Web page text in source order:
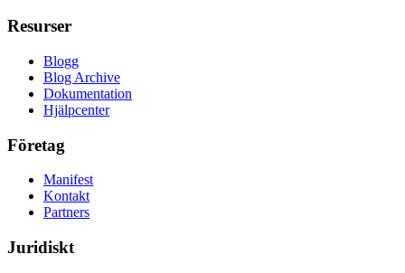
Resurser
Blogg
Blog Archive
Dokumentation
Hjälpcenter
Företag
Manifest
Kontakt
Partners
Juridiskt